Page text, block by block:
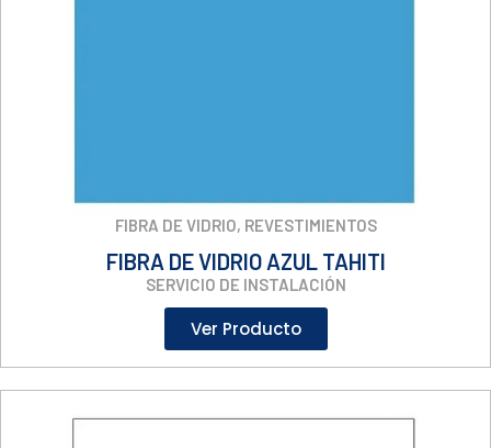
FIBRA DE VIDRIO, REVESTIMIENTOS
FIBRA DE VIDRIO AZUL TAHITI
SERVICIO DE INSTALACIÓN
Ver Producto